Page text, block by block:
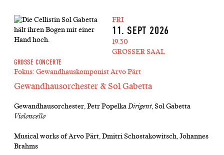
FRI
11. SEPT 2026
19.30
GROSSER SAAL
GROSSE CONCERTE
Fokus: Gewandhauskomponist Arvo Pärt
Gewandhausorchester & Sol Gabetta
Gewandhausorchester, Petr PopelkaDirigent, Sol Gabetta
Violoncello
Musical works of Arvo Pärt, Dmitri Schostakowitsch, Johannes
Brahms